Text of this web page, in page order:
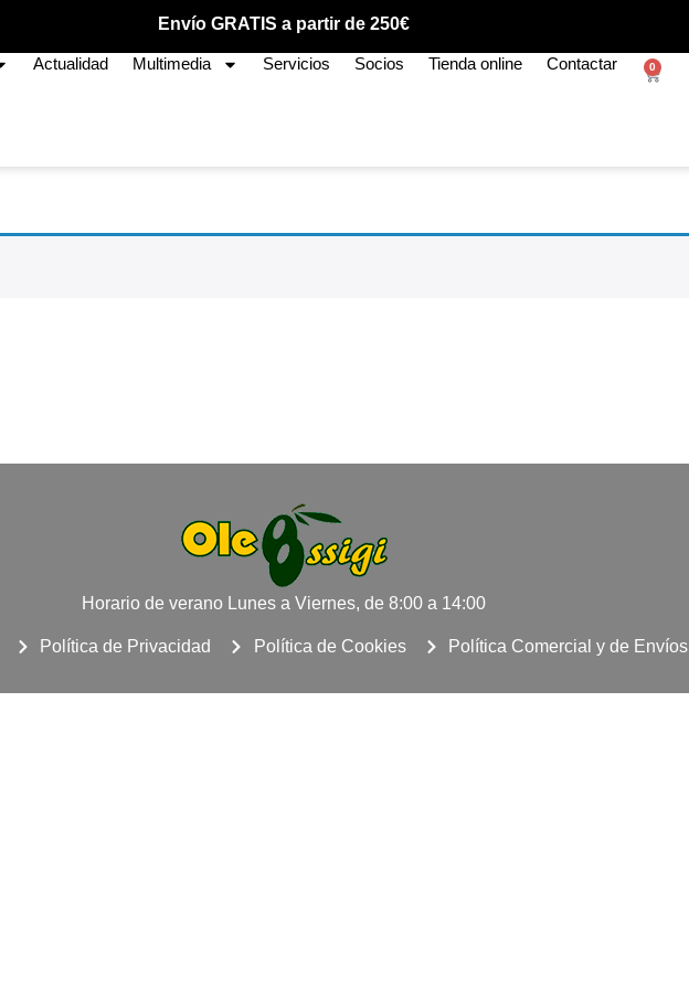
Envío GRATIS a partir de 250€
Actualidad Multimedia Servicios Socios Tienda online Contactar 0
Horario de verano Lunes a Viernes, de 8:00 a 14:00
Política de Privacidad Política de Cookies Política Comercial y de Envíos